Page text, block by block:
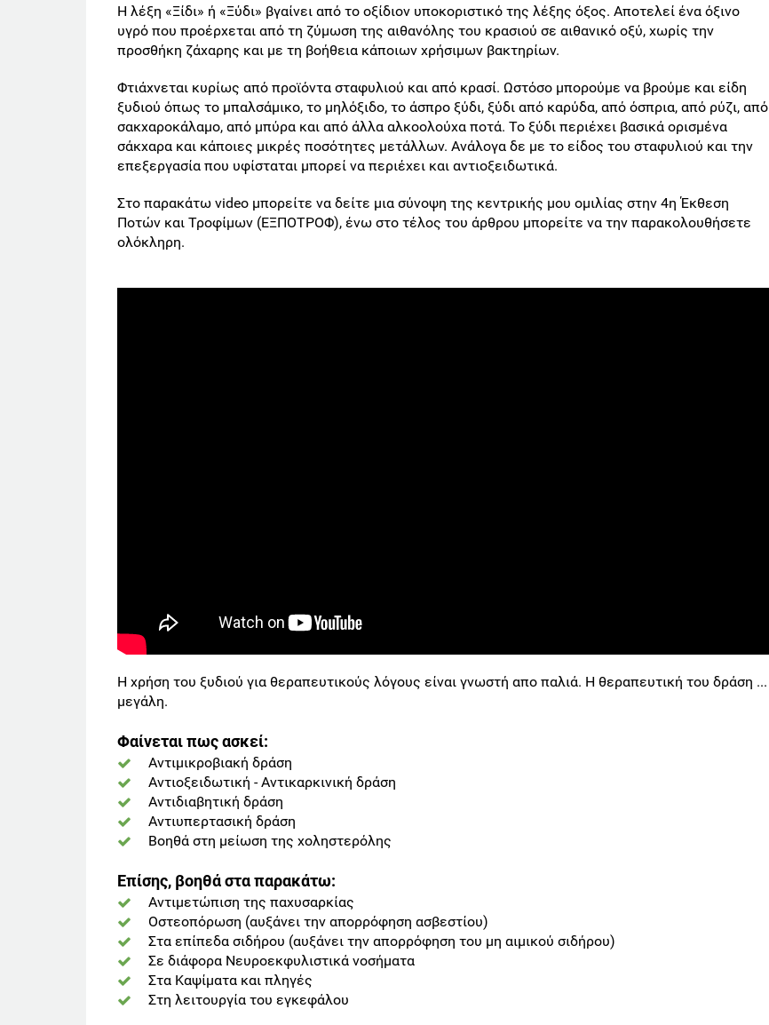
Η λέξη «Ξίδι» ή «Ξύδι» βγαίνει από το οξίδιον υποκοριστικό της λέξης όξος. Αποτελεί ένα όξινο
υγρό που προέρχεται από τη ζύμωση της αιθανόλης του κρασιού σε αιθανικό οξύ, χωρίς την
προσθήκη ζάχαρης και με τη βοήθεια κάποιων χρήσιμων βακτηρίων.
Φτιάχνεται κυρίως από προϊόντα σταφυλιού και από κρασί. Ωστόσο μπορούμε να βρούμε και είδη
ξυδιού όπως το μπαλσάμικο, το μηλόξιδο, το άσπρο ξύδι, ξύδι από καρύδα, από όσπρια, από ρύζι, από
σακχαροκάλαμο, από μπύρα και από άλλα αλκοολούχα ποτά. Το ξύδι περιέχει βασικά ορισμένα
σάκχαρα και κάποιες μικρές ποσότητες μετάλλων. Ανάλογα δε με το είδος του σταφυλιού και την
επεξεργασία που υφίσταται μπορεί να περιέχει και αντιοξειδωτικά.
Στο παρακάτω video μπορείτε να δείτε μια σύνοψη της κεντρικής μου ομιλίας στην 4η Έκθεση
Ποτών και Τροφίμων (ΕΞΠΟΤΡΟΦ), ένω στο τέλος του άρθρου μπορείτε να την παρακολουθήσετε
ολόκληρη.
Η χρήση του ξυδιού για θεραπευτικούς λόγους είναι γνωστή απο παλιά. Η θεραπευτική του δράση ...
μεγάλη.
Φαίνεται πως ασκεί:
Αντιμικροβιακή δράση
Αντιοξειδωτική - Αντικαρκινική δράση
Αντιδιαβητική δράση
Αντιυπερτασική δράση
Βοηθά στη μείωση της χοληστερόλης
Eπίσης, βοηθά στα παρακάτω:
Αντιμετώπιση της παχυσαρκίας
Οστεοπόρωση (αυξάνει την απορρόφηση ασβεστίου)
Στα επίπεδα σιδήρου (αυξάνει την απορρόφηση του μη αιμικού σιδήρου)
Σε διάφορα Νευροεκφυλιστικά νοσήματα
Στα Καψίματα και πληγές
Στη λειτουργία του εγκεφάλου